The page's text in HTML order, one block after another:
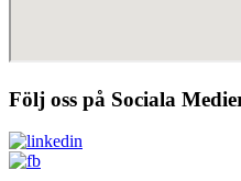
Följ oss på Sociala